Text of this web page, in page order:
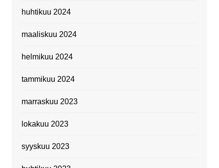
huhtikuu 2024
maaliskuu 2024
helmikuu 2024
tammikuu 2024
marraskuu 2023
lokakuu 2023
syyskuu 2023